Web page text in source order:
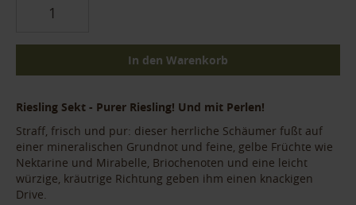
In den Warenkorb
Riesling Sekt - Purer Riesling! Und mit Perlen!
Straff, frisch und pur: dieser herrliche Schäumer fußt auf
einer mineralischen Grundnot und feine, gelbe Früchte wie
Nektarine und Mirabelle, Briochenoten und eine leicht
würzige, kräutrige Richtung geben ihm einen knackigen
Drive.